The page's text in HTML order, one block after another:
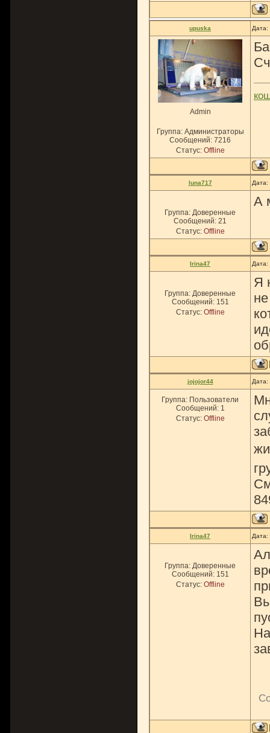
upuska
Admin
Группа: Администраторы
Сообщений: 7216
Статус: Offline
luna717
Группа: Доверенные
Сообщений: 21
Статус: Offline
А
Irina47 Дата:
Группа: Доверенные
Сообщений: 151
Статус: Offline
Я
jojojor44 Дата:
Группа: Пользователи
Сообщений: 1
Статус: Offline
Irina47
Группа: Доверенные
Сообщений: 151
Статус: Offline